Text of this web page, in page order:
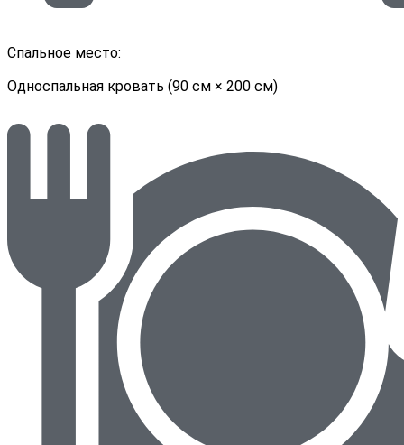
Спальное место:
Односпальная кровать (90 см × 200 см)